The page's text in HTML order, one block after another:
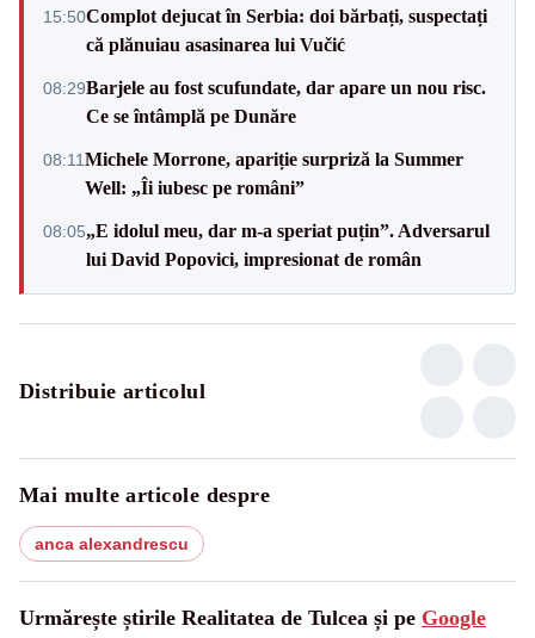
15:50Complot dejucat în Serbia: doi bărbați, suspectați
că plănuiau asasinarea lui Vučić
08:29Barjele au fost scufundate, dar apare un nou risc.
Ce se întâmplă pe Dunăre
08:11Michele Morrone, apariție surpriză la Summer
Well: „Îi iubesc pe români”
08:05„E idolul meu, dar m-a speriat puțin”. Adversarul
lui David Popovici, impresionat de român
Distribuie articolul
Mai multe articole despre
anca alexandrescu
Urmărește știrile Realitatea de Tulcea și pe Google